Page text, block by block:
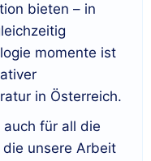
bieten – in
momente ist
in Österreich.
für all die
unsere Arbeit